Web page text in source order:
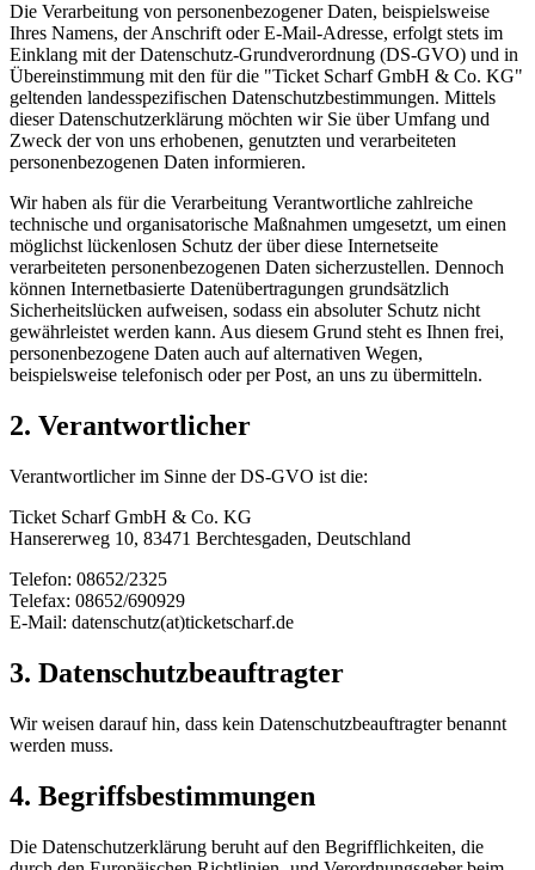
Die Verarbeitung von personenbezogener Daten, beispielsweise
Ihres Namens, der Anschrift oder E-Mail-Adresse, erfolgt stets im
Einklang mit der Datenschutz-Grundverordnung (DS-GVO) und in
Übereinstimmung mit den für die "Ticket Scharf GmbH & Co. KG"
geltenden landesspezifischen Datenschutzbestimmungen. Mittels
dieser Datenschutzerklärung möchten wir Sie über Umfang und
Zweck der von uns erhobenen, genutzten und verarbeiteten
personenbezogenen Daten informieren.
Wir haben als für die Verarbeitung Verantwortliche zahlreiche
technische und organisatorische Maßnahmen umgesetzt, um einen
möglichst lückenlosen Schutz der über diese Internetseite
verarbeiteten personenbezogenen Daten sicherzustellen. Dennoch
können Internetbasierte Datenübertragungen grundsätzlich
Sicherheitslücken aufweisen, sodass ein absoluter Schutz nicht
gewährleistet werden kann. Aus diesem Grund steht es Ihnen frei,
personenbezogene Daten auch auf alternativen Wegen,
beispielsweise telefonisch oder per Post, an uns zu übermitteln.
2. Verantwortlicher
Verantwortlicher im Sinne der DS-GVO ist die:
Ticket Scharf GmbH & Co. KG
Hansererweg 10, 83471 Berchtesgaden, Deutschland
Telefon: 08652/2325
Telefax: 08652/690929
E-Mail: datenschutz(at)ticketscharf.de
3. Datenschutzbeauftragter
Wir weisen darauf hin, dass kein Datenschutzbeauftragter benannt
werden muss.
4. Begriffsbestimmungen
Die Datenschutzerklärung beruht auf den Begrifflichkeiten, die